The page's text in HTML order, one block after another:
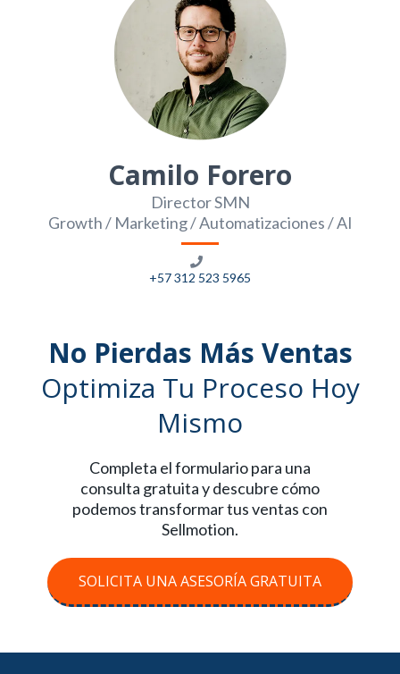
Camilo Forero
Director SMN
Growth / Marketing / Automatizaciones / AI
+57 312 523 5965
No Pierdas Más Ventas
Optimiza Tu Proceso Hoy
Mismo
Completa el formulario para una
consulta gratuita y descubre cómo
podemos transformar tus ventas con
Sellmotion.
SOLICITA UNA ASESORÍA GRATUITA